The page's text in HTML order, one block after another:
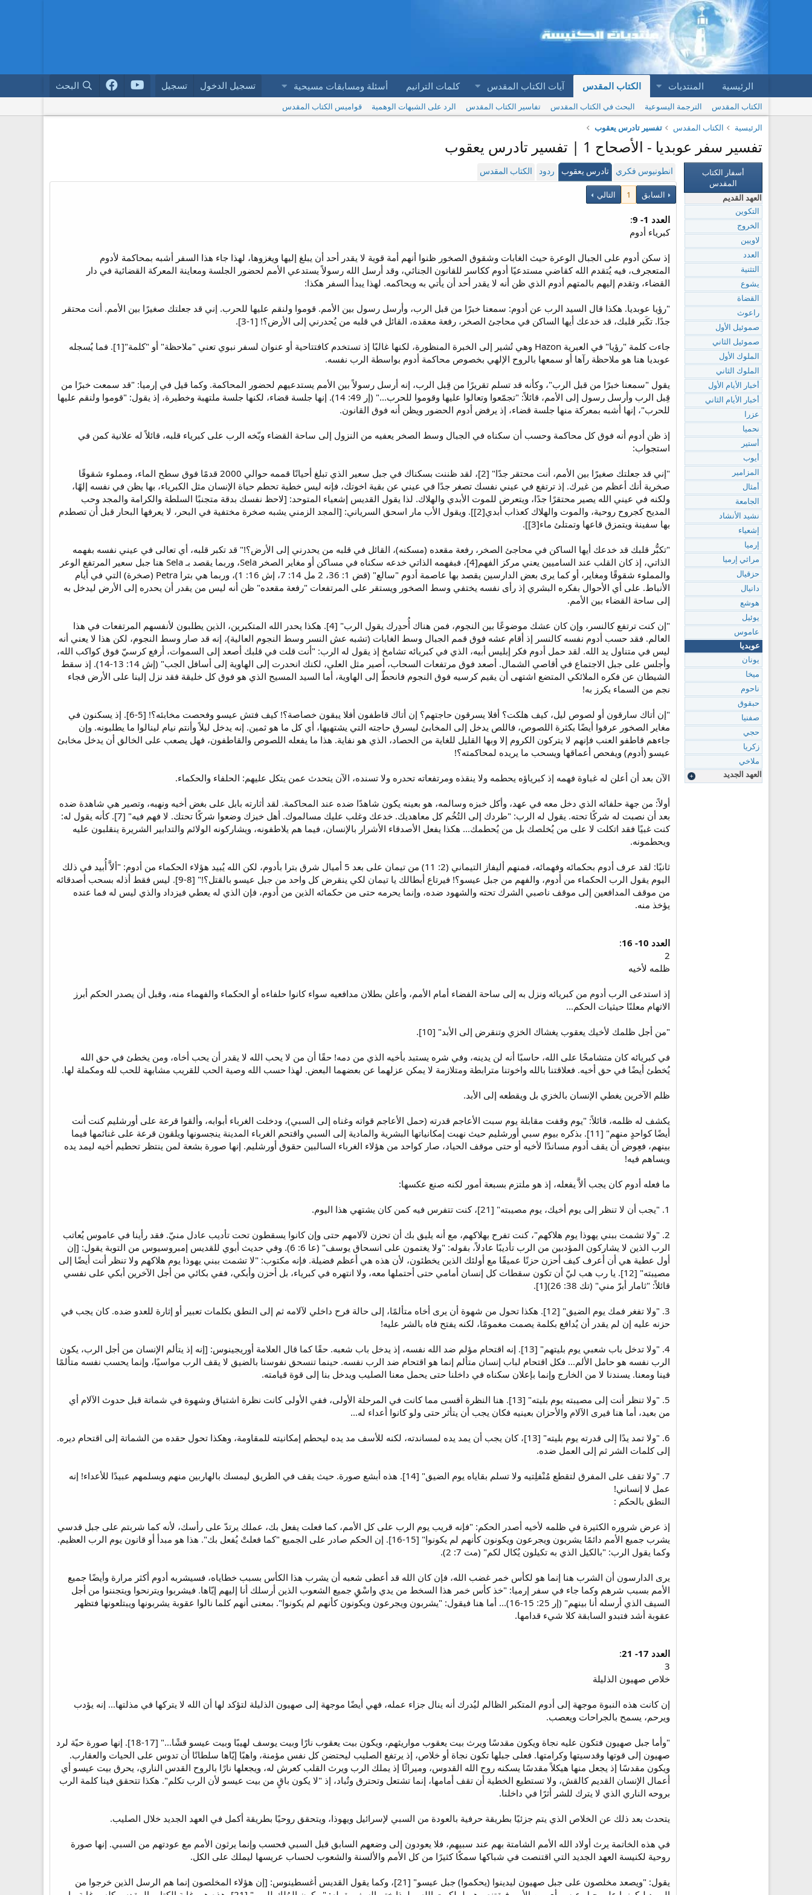
الرئيسية المنتديات الكتاب المقدس آيات الكتاب المقدس كلمات الترانيم أسئلة ومسابقات مسيحية تسجيل الدخول تسجيل البحث
الكتاب المقدس الترجمة اليسوعية البحث في الكتاب المقدس تفاسير الكتاب المقدس الرد على الشبهات الوهمية
قواميس الكتاب المقدس
الرئيسية
الكتاب المقدس تفسير تادرس يعقوب
تفسير سفر عوبديا - الأصحاح 1 | تفسير تادرس يعقوب
انطونيوس فكري تادرس يعقوب ردود الكتاب المقدس
السابق 1 التالي
العدد 1- 9
:
كبرياء أدوم
إذ سكن أدوم على الجبال الوعرة حيث الغابات وشقوق الصخور ظنوا أنهم أمة قوية لا يقدر أحد أن يبلغ إليها ويغزوها، لهذا جاء هذا السفر أشبه بمحاكمة لأدوم
المتعجرف، فيه يُتقدم الله كقاضي مستدعيًا أدوم ككاسر للقانون الجنائي، وقد أرسل الله رسولاً يستدعي الأمم لحضور الجلسة ومعاينة المعركة القضائية في دار
القضاء، وتقدم إليهم بالمتهم أدوم الذي ظن أنه لا يقدر أحد أن يأتي به ويحاكمه. لهذا يبدأ السفر هكذا:
"رؤيا عوبديا. هكذا قال السيد الرب عن أدوم: سمعنا خبرًا من قبل الرب، وأرسل رسول بين الأمم. قوموا ولنقم عليها للحرب. إني قد جعلتك صغيرًا بين الأمم. أنت محتقر
جدًا. تكَبر قلبك، قد خدعك أيها الساكن في محاجئ الصخر، رفعة معقده، القائل في قلبه من يُحدرني إلى الأرض؟! [1-3].
جاءت كلمة "رؤيا" في العبرية Hazon وهي تُشير إلى الخبرة المنظورة، لكنها غالبًا إذ تستخدم كافتتاحية أو عنوان لسفر نبوي تعني "ملاحظة" أو "كلمة"[1]. فما يُسجله
عوبديا هنا هو ملاحظة رآها أو سمعها بالروح الإلهي بخصوص محاكمة أدوم بواسطة الرب نفسه.
يقول "سمعنا خبرًا من قبل الرب"، وكأنه قد تسلم تقريرًا من قِبل الرب، إنه أرسل رسولاً بين الأمم يستدعيهم لحضور المحاكمة. وكما قيل في إرميا: "قد سمعت خبرًا من
قِبل الرب وأرسل رسول إلى الأمم، قائلاً: "تجمّعوا وتعالوا عليها وقوموا للحرب..." (إر 49: 14). إنها جلسة قضاء، لكنها جلسة ملتهبة وخطيرة، إذ يقول: "قوموا ولنقم عليها
للحرب"، إنها أشبه بمعركة منها جلسة قضاء، إذ يرفض أدوم الحضور ويظن أنه فوق القانون.
إذ ظن أدوم أنه فوق كل محاكمة وحسب أن سكناه في الجبال وسط الصخر يعفيه من النزول إلى ساحة القضاء وبّخه الرب على كبرياء قلبه، قائلاً له علانية كمن في
استجواب:
"إني قد جعلتك صغيرًا بين الأمم، أنت محتقر جدًا" [2]، لقد ظننت بسكناك في جبل سعير الذي تبلغ أحيانًا قممه حوالي 2000 قدمًا فوق سطح الماء، ومملوء شقوقًا
صخرية أنك أعظم من غيرك. إذ ترتفع في عيني نفسك تصغر جدًا في عيني عن بقية اخوتك، فإنه ليس خطية تحطم حياة الإنسان مثل الكبرياء، بها يظن في نفسه إلهًا،
ولكنه في عيني الله يصير محتقرًا جدًا، ويتعرض للموت الأبدي والهلاك. لذا يقول القديس إشعياء المتوحد: [لاحظ نفسك بدقة متجنبًا السلطة والكرامة والمجد وحب
المديح كجروح روحية، والموت والهلاك كعذاب أبدي[2]]. ويقول الأب مار اسحق السرياني: [المجد الزمني يشبه صخرة مختفية في البحر، لا يعرفها البحار قبل أن تصطدم
بها سفينة ويتمزق قاعها وتمتلئ ماء[3]].
"تكبُّر قلبك قد خدعك أيها الساكن في محاجئ الصخر، رفعة مقعده (مسكنه)، القائل في قلبه من يحدرني إلى الأرض؟!" قد تكبر قلبه، أي تعالى في عيني نفسه بفهمه
الذاتي، إذ كان القلب عند الساميين يعني مركز الفهم[4]، فبفهمه الذاتي خدعه سكناه في مساكن أو مغاير الصخر Sela، وربما يقصد بـ Sela هنا جبل سعير المرتفع الوعر
والمملوء شقوقًا ومغاير، أو كما يرى بعض الدارسين يقصد بها عاصمة أدوم "سالع" (قض 1: 36، 2 مل 14: 7، إش 16: 1)، وربما هي بترا Petra (صخرة) التي في أيام
الأنباط. على أي الأحوال بفكره البشري إذ رأى نفسه يختفي وسط الصخور ويستقر على المرتفعات "رفعة مقعده" ظن أنه ليس من يقدر أن يحدره إلى الأرض ليدخل به
إلى ساحة القضاء بين الأمم.
"إن كنت ترتفع كالنسر، وإن كان عشك موضوعًا بين النجوم، فمن هناك أُحدِرك يقول الرب" [4]. هكذا يحدر الله المتكبرين، الذين يطلبون لأنفسهم المرتفعات في هذا
العالم. فقد حسب أدوم نفسه كالنسر إذ أقام عشه فوق قمم الجبال وسط الغابات (تشبه عش النسر وسط النجوم العالية)، إنه قد صار وسط النجوم، لكن هذا لا يعني أنه
ليس في متناول يد الله. لقد حمل أدوم فكر إبليس أبيه، الذي في كبريائه تشامخ إذ يقول له الرب: "أنت قلت في قلبك أصعد إلى السموات، أرفع كرسيّ فوق كواكب الله،
وأجلس على جبل الاجتماع في أقاصي الشمال. أصعد فوق مرتفعات السحاب، أصير مثل العلي، لكنك انحدرت إلى الهاوية إلى أسافل الجب" (إش 14: 13-14). إذ سقط
الشيطان عن فكره الملائكي المتضع اشتهى أن يقيم كرسيه فوق النجوم فانحطّ إلى الهاوية، أما السيد المسيح الذي هو فوق كل خليقة فقد نزل إلينا على الأرض فجاء
نجم من السماء يكرز به!
"إن أتاك سارقون أو لصوص ليل، كيف هلكت؟ أفلا يسرقون حاجتهم؟ إن أتاك قاطفون أفلا يبقون خصاصة؟! كيف فتش عيسو وفحصت مخابئه؟! [5-6]. إذ يسكنون في
مغاير الصخور عرفوا أيضًا بكثرة اللصوص، فاللص يدخل إلى المخابئ ليسرق حاجته التي يشتهيها، أي كل ما هو ثمين. إنه يدخل ليلاً وأنتم نيام لينالوا ما يطلبونه. وإن
جاءهم قاطفو العنب فإنهم لا يتركون الكروم إلا وبها القليل للغاية من الحصاد، الذي هو نفاية. هذا ما يفعله اللصوص والقاطفون، فهل يصعب على الخالق أن يدخل مخابئ
عيسو (أدوم) ويفحص أعماقها ويسحب ما يريده لمحاكمته؟!
الآن بعد أن أعلن له غباوة فهمه إذ كبرياؤه يحطمه ولا ينقذه ومرتفعاته تحدره ولا تسنده، الآن يتحدث عمن يتكل عليهم: الحلفاء والحكماء.
أولاً: من جهة حلفائه الذي دخل معه في عهد، وأكل خبزه وسالمه، هو بعينه يكون شاهدًا ضده عند المحاكمة. لقد أثارته بابل على بغض أخيه ونهبه، وتصير هي شاهدة ضده
بعد أن نصبت له شركًا تحته. يقول له الرب: "طردك إلى التُخُم كل معاهديك. خدعك وغلب عليك مسالموك. أهل خبزك وضعوا شركًا تحتك. لا فهم فيه" [7]. كأنه يقول له:
كنت غبيًا فقد اتكلت لا على من يُخلصك بل من يُحطمك... هكذا يفعل الأصدقاء الأشرار بالإنسان، فيما هم يلاطفونه، ويشاركونه الولائم والتدابير الشريرة ينقلبون عليه
ويحطمونه.
ثانيًا: لقد عرف أدوم بحكمائه وفهمائه، فمنهم أليفاز التيماني (2: 11) من تيمان على بعد 5 أميال شرق بترا بأدوم، لكن الله يُبيد هؤلاء الحكماء من أدوم: "ألاَّ أُبيد في ذلك
اليوم يقول الرب الحكماء من أدوم، والفهم من جبل عيسو؟! فيرتاع أبطالك يا تيمان لكي ينقرض كل واحد من جبل عيسو بالقتل؟!" [8-9]. ليس فقط أذله بسحب أصدقائه
من موقف المدافعين إلى موقف ناصبي الشرك تحته والشهود ضده، وإنما يحرمه حتى من حكمائه الذين من أدوم، فإن الذي له يعطي فيزداد والذي ليس له فما عنده
يؤخذ منه.
العدد 10- 16
:
2
ظلمه لأخيه
إذ استدعى الرب أدوم من كبريائه ونزل به إلى ساحة الفضاء أمام الأمم، وأعلن بطلان مدافعيه سواء كانوا حلفاءه أو الحكماء والفهماء منه، وقبل أن يصدر الحكم أبرز
الاتهام معلنًا حيثيات الحكم...
"من أجل ظلمك لأخيك يعقوب يغشاك الخزي وتنقرض إلى الأبد" [10].
في كبريائه كان متشامخًا على الله، حاسبًا أنه لن يدينه، وفي شره يستبد بأخيه الذي من دمه! حقًا أن من لا يحب الله لا يقدر أن يحب أخاه، ومن يخطئ في حق الله
يُخطئ أيضًا في حق أخيه. فعلاقتنا بالله واخوتنا مترابطة ومتلازمة لا يمكن عزلهما عن بعضهما البعض. لهذا حسب الله وصية الحب للقريب مشابهة للحب لله ومكملة لها.
ظلم الآخرين يغطي الإنسان بالخزي بل ويقطعه إلى الأبد.
يكشف له ظلمه، قائلاً: "يوم وقفت مقابلة يوم سبت الأعاجم قدرته (حمل الأعاجم قواته وغناه إلى السبي)، ودخلت الغرباء أبوابه، وألقوا قرعة على أورشليم كنت أنت
أيضًا كواحدٍ منهم" [11]. بذكره بيوم سبي أورشليم حيث نهبت إمكانياتها البشرية والمادية إلى السبي واقتحم الغرباء المدينة ينجسونها ويلقون قرعة على غنائمها فيما
بينهم، فعِوض أن يقف أدوم مساندًا لأخيه أو حتى موقف الحياد، صار كواحد من هؤلاء الغرباء السالبين حقوق أورشليم. إنها صورة بشعة لمن ينتظر تحطيم أخيه ليمد يده
ويساهم فيه!
ما فعله أدوم كان يجب ألاَّ يفعله، إذ هو ملتزم بسبعة أمور لكنه صنع عكسها:
1. "يجب أن لا تنظر إلى يوم أخيك، يوم مصيبته" [21]، كنت تتفرس فيه كمن كان يشتهي هذا اليوم.
2. "ولا تشمت ببني يهوذا يوم هلاكهم"، كنت تفرح بهلاكهم، مع أنه يليق بك أن تحزن لآلامهم حتى وإن كانوا يسقطون تحت تأديب عادل منيّ. فقد رأينا في عاموس يُعاتب
الرب الذين لا يشاركون المؤدبين من الرب تأديبًا عادلاً، بقوله: "ولا يغتمون على انسحاق يوسف" (عا 6: 6). وفي حديث أبوي للقديس إمبروسيوس من التوبة يقول: [إن
أول عطية هي أن أعرف كيف أحزن حزنًا عميقًا مع أولئك الذين يخطئون، لأن هذه هي أعظم فضيلة. فإنه مكتوب: "لا تشمت ببني يهوذا يوم هلاكهم ولا تنظر أنت أيضًا إلى
مصيبته" [12]. يا رب هب ليّ أن تكون سقطات كل إنسان أمامي حتى أحتملها معه، ولا انتهره في كبرياء، بل أحزن وأبكي، ففي بكائي من أجل الآخرين أبكي على نفسي
قائلاً: "ثامار أبرّ مني" (تك 38: 26)[1].
3. "ولا تفغر فمك يوم الضيق" [12]. هكذا تحول من شهوة أن يرى أخاه متألمًا، إلى حالة فرح داخلي لآلامه ثم إلى النطق بكلمات تعبير أو إثارة للعدو ضده. كان يجب في
حزنه عليه إن لم يقدر أن يُدافع بكلمة يصمت مغمومًا، لكنه يفتح فاه بالشر عليه!
4. "ولا تدخل باب شعبي يوم بليتهم" [13]. إنه اقتحام مؤلم ضد الله نفسه، إذ يدخل باب شعبه. حقًا كما قال العلامة أوريجينوس: [إنه إذ يتألم الإنسان من أجل الرب، يكون
الرب نفسه هو حامل الألم... فكل اقتحام لباب إنسان متألم إنما هو اقتحام ضد الرب نفسه. حينما تنسحق نفوسنا بالضيق لا يقف الرب مواسيًا، وإنما يحسب نفسه متألمًا
فينا ومعنا. يسندنا لا من الخارج وإنما بإعلان سكناه في داخلنا حتى يحمل معنا الصليب ويدخل بنا إلى قوة قيامته.
5. "ولا تنظر أنت إلى مصيبته يوم بليته" [13]. هنا النظرة أقسى مما كانت في المرحلة الأولى، ففي الأولى كانت نظرة اشتياق وشهوة في شماتة قبل حدوث الآلام أي
من بعيد، أما هنا فيرى الآلام والأحزان بعينيه فكان يجب أن يتأثر حتى ولو كانوا أعداء له...
6. "ولا تمد يدًا إلى قدرته يوم بليته" [13]، كان يجب أن يمد يده لمساندته، لكنه للأسف مد يده ليحطم إمكانيته للمقاومة، وهكذا تحول حقده من الشماتة إلى اقتحام ديره.
إلى كلمات الشر ثم إلى العمل ضده.
7. "ولا تقف على المفرق لتقطع مُنْفلِتيه ولا تسلم بقاياه يوم الضيق" [14]. هذه أبشع صورة. حيث يقف في الطريق ليمسك بالهاربين منهم ويسلمهم عبيدًا للأعداء! إنه
عمل لا إنساني!
النطق بالحكم :
إذ عرض شروره الكثيرة في ظلمه لأخيه أصدر الحكم: "فإنه قريب يوم الرب على كل الأمم، كما فعلت يفعل بك، عملك يرتدّ على رأسك، لأنه كما شربتم على جبل قدسي
يشرب جميع الأمم دائمًا يشربون ويجرعون ويكونون كأنهم لم يكونوا" [15-16]. إن الحكم صادر على الجميع "كما فعلتْ يُفعل بك". هذا هو مبدأ أو قانون يوم الرب العظيم.
وكما يقول الرب: "بالكيل الذي به تكيلون يُكال لكم" (مت 7: 2).
يرى الدارسون أن الشرب هنا إنما هو لكأس خمر غضب الله، فإن كان الله قد أعطى شعبه أن يشرب هذا الكأس بسبب خطاياه، فسيشربه أدوم أكثر مرارة وأيضًا جميع
الأمم بسبب شرهم وكما جاء في سفر إرميا: "خذ كأس خمر هذا السخط من يدي واسْقِِ جميع الشعوب الذين أرسلك أنا إليهم إيّاها. فيشربوا ويترنحوا ويتجننوا من أجل
السيف الذي أرسله أنا بينهم" (إر 25: 15-16)... أما هنا فيقول: "يشربون ويجرعون ويكونون كأنهم لم يكونوا". بمعنى أنهم كلما نالوا عقوبة يشربونها ويبتلعونها فتظهر
عقوبة أشد فتبدو السابقة كلا شيء قدامها.
العدد 17- 21
:
3
خلاص صهيون الذليلة
إن كانت هذه النبوة موجهة إلى أدوم المتكبر الظالم ليُدرك أنه ينال جزاء عمله، فهي أيضًا موجهة إلى صهيون الذليلة لتؤكد لها أن الله لا يتركها في مذلتها... إنه يؤدب
ويرحم، يسمح بالجراحات ويعصب.
"وأما جبل صهيون فتكون عليه نجاة ويكون مقدسًا ويرث بيت يعقوب مواريثهم، ويكون بيت يعقوب نارًا وبيت يوسف لهيبًا وبيت عيسو قشًا..." [17-18]. إنها صورة حيًة لرد
صهيون إلى قوتها وقدسيتها وكرامتها. فعلى جبلها تكون نجاة أو خلاص، إذ يرتفع الصليب ليحتضن كل نفس مؤمنة، واهبًا إيّاها سلطانًا أن تدوس على الحيات والعقارب.
ويكون مقدسًا إذ يجعل منها هيكلاً مقدسًا يسكنه روح الله القدوس، وميراثًا إذ يملك الرب ويرث القلب كعرش له، ويجعلها نارًا بالروح القدس الناري، يحرق بيت عيسو أي
أعمال الإنسان القديم كالقش، ولا تستطيع الخطية أن تقف أمامها، إنما تشتعل وتحترق وتُباد، إذ "لا يكون باقٍ من بيت عيسو لأن الرب تكلم". هكذا تتحقق فينا كلمة الرب
بروحه الناري الذي لا يترك للشر أثرًا في داخلنا.
يتحدث بعد ذلك عن الخلاص الذي يتم جزئيًا بطريقة حرفية بالعودة من السبي لإسرائيل ويهوذا، ويتحقق روحيًا بطريقة أكمل في العهد الجديد خلال الصليب.
في هذه الخاتمة يرث أولاد الله الأمم الشامتة بهم عند سبيهم، فلا يعودون إلى وضعهم السابق قبل السبي فحسب وإنما يرثون الأمم مع عودتهم من السبي. إنها صورة
روحية لكنيسة العهد الجديد التي اقتنصت في شباكها سمكًا كثيرًا من كل الأمم والألسنة والشعوب لحساب عريسها ليملك على الكل.
يقول: "ويصعد مخلصون على جبل صهيون ليدينوا (يحكموا) جبل عيسو" [21]، وكما يقول القديس أغسطينوس: [إن هؤلاء المخلصون إنما هم الرسل الذين خرجوا من
أسفار الكتاب
المقدس
العهد القديم
التكوين
الخروج
لاويين
العدد
التثنية
يشوع
القضاة
راعوث
صموئيل الأول
صموئيل الثاني
الملوك الأول
الملوك الثاني
أخبار الأيام الأول
أخبار الأيام الثاني
عزرا
نحميا
أستير
أيوب
المزامير
أمثال
الجامعة
نشيد الأنشاد
إشعياء
إرميا
مراثي إرميا
حزقيال
دانيال
هوشع
يوئيل
عاموس
عوبديا
يونان
ميخا
ناحوم
حبقوق
صفنيا
حجي
زكريا
ملاخي
العهد الجديد